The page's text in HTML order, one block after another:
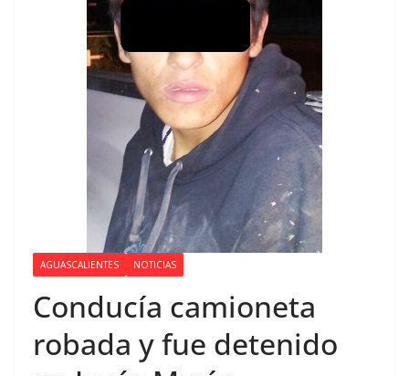
AGUASCALIENTES NOTICIAS
Conducía camioneta
robada y fue detenido